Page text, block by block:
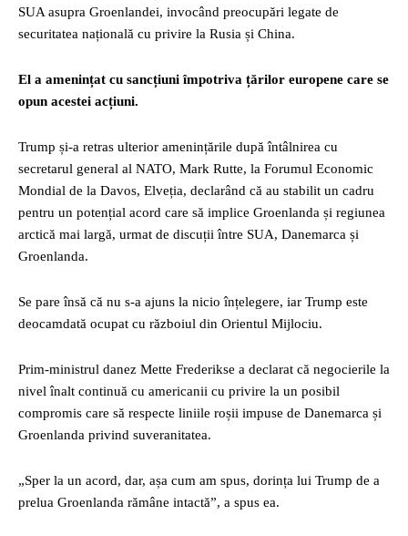
SUA asupra Groenlandei, invocând preocupări legate de
securitatea națională cu privire la Rusia și China.
El a amenințat cu sancțiuni împotriva țărilor europene care se
opun acestei acțiuni.
Trump și-a retras ulterior amenințările după întâlnirea cu
secretarul general al NATO, Mark Rutte, la Forumul Economic
Mondial de la Davos, Elveția, declarând că au stabilit un cadru
pentru un potențial acord care să implice Groenlanda și regiunea
arctică mai largă, urmat de discuții între SUA, Danemarca și
Groenlanda.
Se pare însă că nu s-a ajuns la nicio înțelegere, iar Trump este
deocamdată ocupat cu războiul din Orientul Mijlociu.
Prim-ministrul danez Mette Frederikse a declarat că negocierile la
nivel înalt continuă cu americanii cu privire la un posibil
compromis care să respecte liniile roșii impuse de Danemarca și
Groenlanda privind suveranitatea.
„Sper la un acord, dar, așa cum am spus, dorința lui Trump de a
prelua Groenlanda rămâne intactă”, a spus ea.